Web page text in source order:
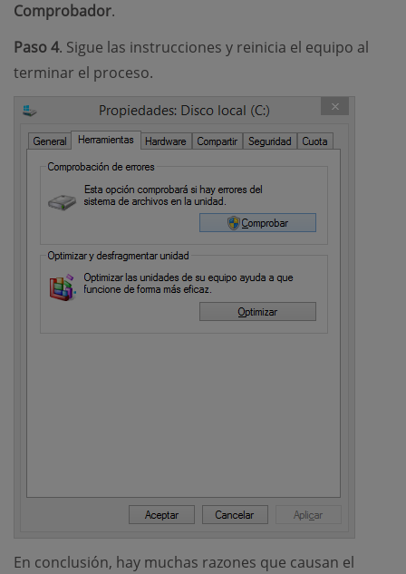
Comprobador.
Paso 4. Sigue las instrucciones y reinicia el equipo al
terminar el proceso.
En conclusión, hay muchas razones que causan el